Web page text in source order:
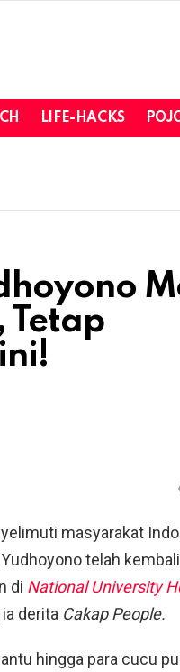
LIFE-HACKS
Tetap
masyarakat
telah
di National University
derita Cakap People.
hingga para cucu